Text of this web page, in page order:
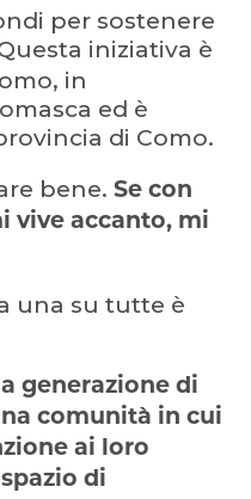
per sostenere
iniziativa è
in
ed è
di Como.
bene. Se con
vive accanto, mi
una su tutte è
generazione di
comunità in cui
ai loro
di